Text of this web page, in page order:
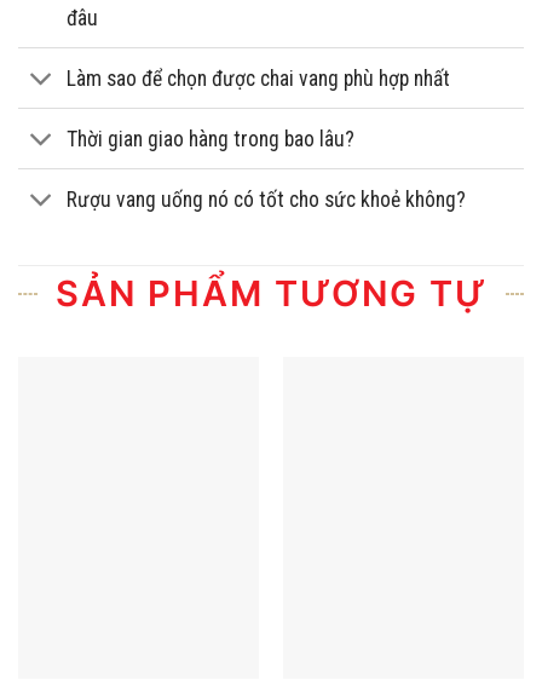
đâu
Làm sao để chọn được chai vang phù hợp nhất
Thời gian giao hàng trong bao lâu?
Rượu vang uống nó có tốt cho sức khoẻ không?
SẢN PHẨM TƯƠNG TỰ